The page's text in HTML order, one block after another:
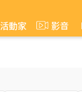
活動家 影音